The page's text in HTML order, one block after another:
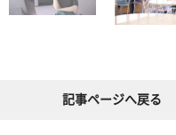
記事ページへ戻る